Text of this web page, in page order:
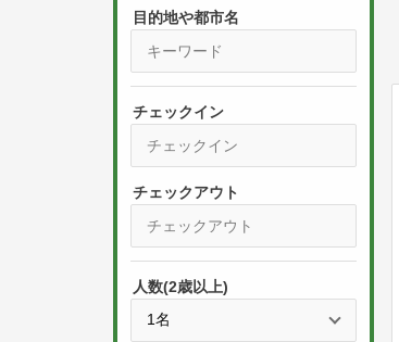
目的地や都市名
チェックイン
r
s
s
P
r人数(2歳以上)